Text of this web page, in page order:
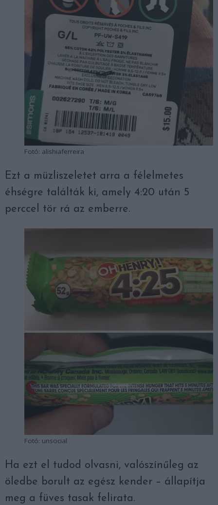
Fotó: alishiaferreira
Ezt a müzliszeletet arra a félelmetes
éhségre találták ki, amely 4:20 után 5
perccel tör rá az emberre.
Fotó: unsocial
Ha ezt el tudod olvasni, valószínűleg az
öledbe borult az egész kender – állapítja
meg a füves tasak felirata.